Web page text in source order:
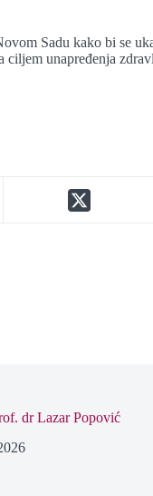
Sadu kako bi se
ciljem unapređenja
dr Lazar Popović